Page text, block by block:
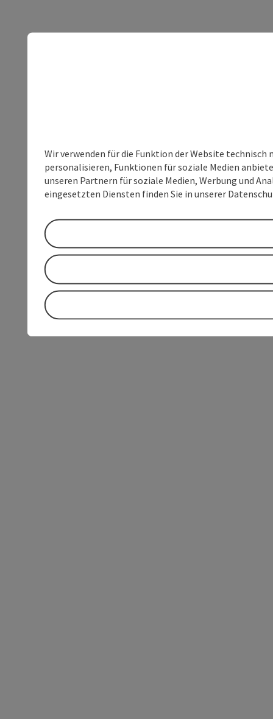
Wir verwenden für die Funktion der Website
personalisieren, Funktionen für soziale Medien
unseren Partnern für soziale Medien, Werbung und
eingesetzten Diensten finden Sie in unserer